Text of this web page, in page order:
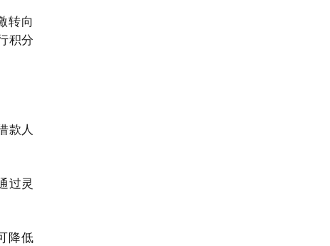
转向
积分
款人
过灵
降低